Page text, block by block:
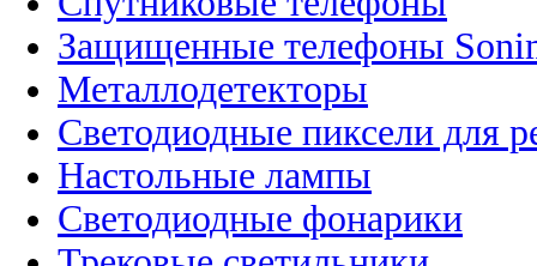
Защищенные телефоны
Металлодетекторы
Светодиодные пиксели для
Настольные лампы
Светодиодные фонарики